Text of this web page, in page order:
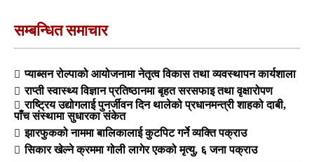
सम्बन्धित समाचार
प्याब्सन रोल्पाको आयोजनामा नेतृत्व विकास तथा व्यवस्थापन कार्यशाला
राप्ती स्वास्थ्य विज्ञान प्रतिष्ठानमा बृहत सरसफाइ तथा वृक्षारोपण
राष्ट्रिय उद्योगलाई पुनर्जीवन दिन थालेको प्रधानमन्त्री शाहको दाबी,
पाँच संस्थामा सुधारका संकेत
झारफुकको नाममा बालिकालाई कुटपिट गर्ने व्यक्ति पक्राउ
सिकार खेल्ने क्रममा गोली लागेर एकको मृत्यु, ६ जना पक्राउ